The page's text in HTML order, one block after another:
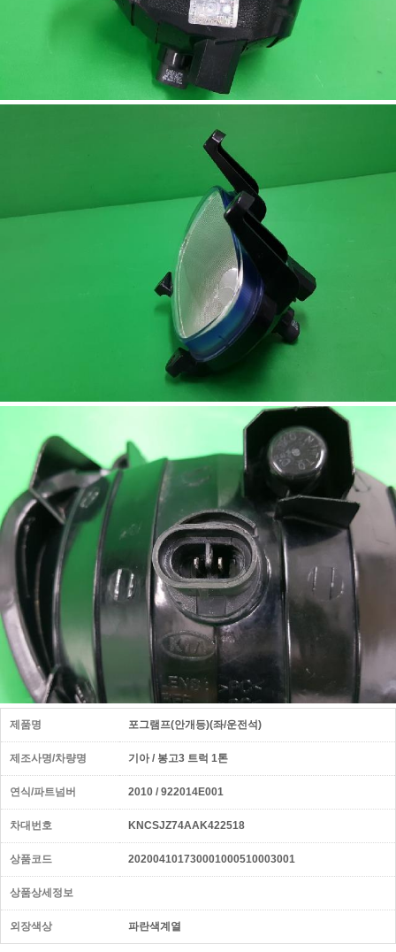
제품명 포그램프(안개등)(좌/운전석)
제조사명/차량명 기아 / 봉고3 트럭 1톤
연식/파트넘버 2010 / 922014E001
차대번호 KNCSJZ74AAK422518
상품코드 202004101730001000510003001
상품상세정보
외장색상 파란색계열